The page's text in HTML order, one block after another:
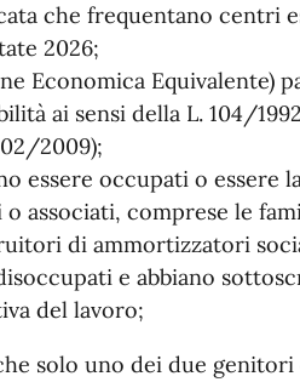
che frequentano centri
2026;
Economica Equivalente)
ai sensi della L. 104/
2009);
essere occupati o essere
associati, comprese le
di ammortizzatori
e abbiano
del lavoro;
solo uno dei due